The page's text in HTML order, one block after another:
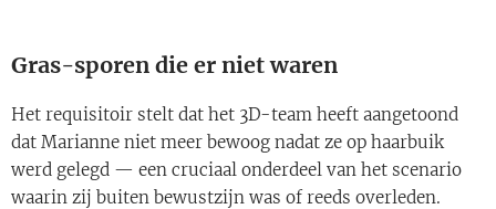
Gras-sporen die er niet waren
Het requisitoir stelt dat het 3D-team heeft aangetoond
dat Marianne niet meer bewoog nadat ze op haarbuik
werd gelegd — een cruciaal onderdeel van het scenario
waarin zij buiten bewustzijn was of reeds overleden.